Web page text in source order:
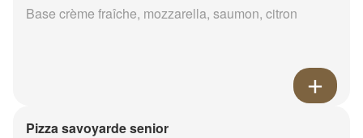
Base crème fraîche, mozzarella, saumon, citron
Pizza savoyarde senior